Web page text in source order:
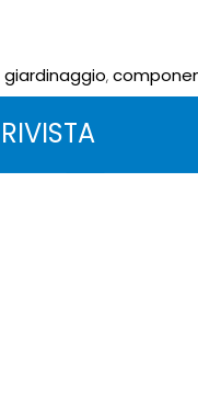
giardinaggio,
RIVISTA